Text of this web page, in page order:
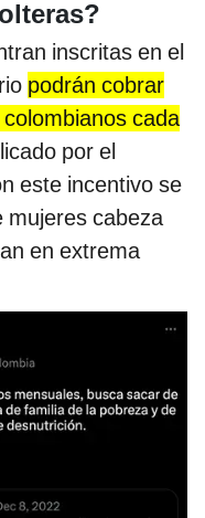
inscritas en el
podrán cobrar
cada
por el
este incentivo se
mujeres cabeza
en extrema